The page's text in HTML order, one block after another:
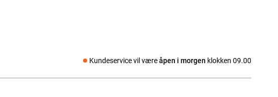
Kundeservice vil væreåpen i morgen klokken 09.00
Sosiale medier